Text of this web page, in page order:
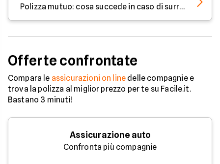
Polizza mutuo: cosa succede in caso di surroga
Offerte confrontate
Compara le assicurazioni on line delle compagnie e
trova la polizza al miglior prezzo per te su Facile.it.
Bastano 3 minuti!
Assicurazione auto
Confronta più compagnie